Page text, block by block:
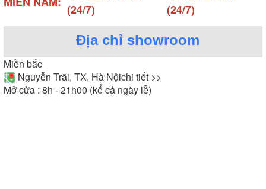
(24/7)
(24/7)
Địa chỉ showroom
Miền bắc
Nguyễn Trãi, TX, Hà Nộichi tiết >>
Mở cửa : 8h - 21h00 (kể cả ngày lễ)